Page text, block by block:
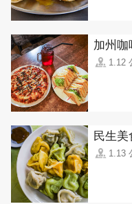
加州咖
1.12
民生美
1.13